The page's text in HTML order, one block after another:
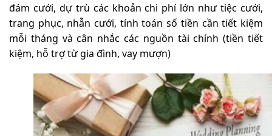
đám cưới, dự trù các khoản chi phí lớn như tiệc cưới,
trang phục, nhẫn cưới, tính toán số tiền cần tiết kiệm
mỗi tháng và cân nhắc các nguồn tài chính (tiền tiết
kiệm, hỗ trợ từ gia đình, vay mượn)